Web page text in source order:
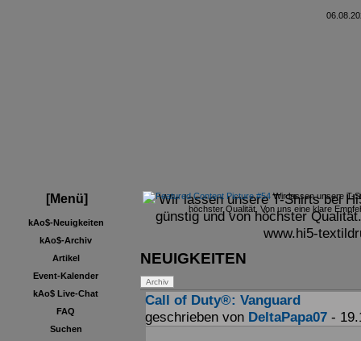
[Menü]
kAo$-Neuigkeiten
kAo$-Archiv
Artikel
Event-Kalender
kAo$ Live-Chat
FAQ
Suchen
Wir lassen unsere T-
höchster Qualität. Von uns eine klare
Wir lassen unsere T-Shirts bei
günstig und von höchster
www.hi5-
NEUIGKEITEN
Call of Duty®: Vanguard
geschrieben von DeltaPapa07 -